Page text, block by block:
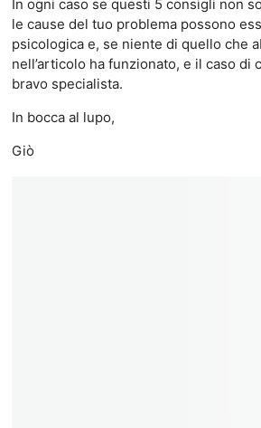
In ogni caso se questi 5 consigli non
le cause del tuo problema possono
psicologica e, se niente di quello che
nell’articolo ha funzionato, e il caso di
bravo specialista.
In bocca al lupo,
Giò